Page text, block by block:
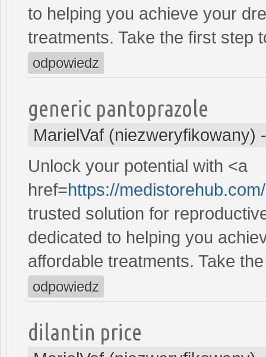
to helping you achieve your
treatments. Take the first step
odpowiedz
generic pantoprazole
MarielVaf (niezweryfikowany)
Unlock your potential with <a
href=https://
trusted solution for
dedicated to helping you
affordable treatments. Take
odpowiedz
dilantin price